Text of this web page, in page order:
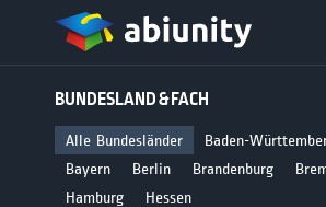
BUNDESLAND & FACH
Alle Bundesländer
Baden-
Bayern
Berlin Brandenburg
Hamburg
Hessen